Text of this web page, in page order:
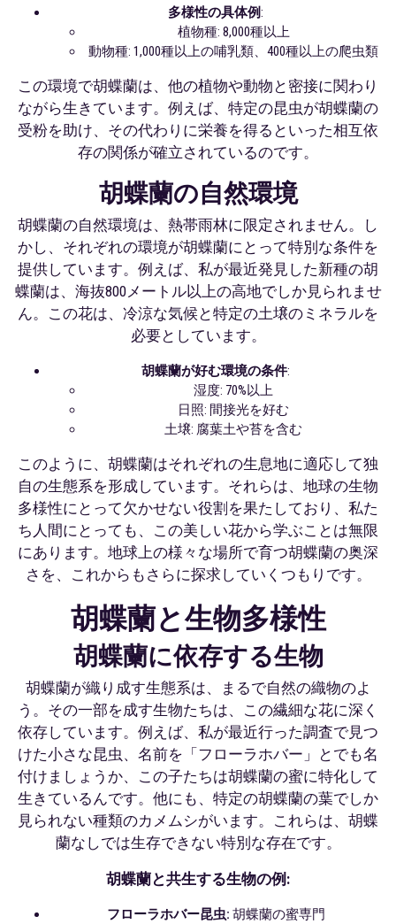
多様性の具体例:
植物種: 8,000種以上
動物種: 1,000種以上の哺乳類、400種以上の爬虫類
この環境で胡蝶蘭は、他の植物や動物と密接に関わり
ながら生きています。例えば、特定の昆虫が胡蝶蘭の
受粉を助け、その代わりに栄養を得るといった相互依
存の関係が確立されているのです。
胡蝶蘭の自然環境
胡蝶蘭の自然環境は、熱帯雨林に限定されません。し
かし、それぞれの環境が胡蝶蘭にとって特別な条件を
提供しています。例えば、私が最近発見した新種の胡
蝶蘭は、海抜800メートル以上の高地でしか見られませ
ん。この花は、冷涼な気候と特定の土壌のミネラルを
必要としています。
胡蝶蘭が好む環境の条件:
湿度: 70%以上
日照: 間接光を好む
土壌: 腐葉土や苔を含む
このように、胡蝶蘭はそれぞれの生息地に適応して独
自の生態系を形成しています。それらは、地球の生物
多様性にとって欠かせない役割を果たしており、私た
ち人間にとっても、この美しい花から学ぶことは無限
にあります。地球上の様々な場所で育つ胡蝶蘭の奥深
さを、これからもさらに探求していくつもりです。
胡蝶蘭と生物多様性
胡蝶蘭に依存する生物
胡蝶蘭が織り成す生態系は、まるで自然の織物のよ
う。その一部を成す生物たちは、この繊細な花に深く
依存しています。例えば、私が最近行った調査で見つ
けた小さな昆虫、名前を「フローラホバー」とでも名
付けましょうか、この子たちは胡蝶蘭の蜜に特化して
生きているんです。他にも、特定の胡蝶蘭の葉でしか
見られない種類のカメムシがいます。これらは、胡蝶
蘭なしでは生存できない特別な存在です。
胡蝶蘭と共生する生物の例:
フローラホバー昆虫: 胡蝶蘭の蜜専門